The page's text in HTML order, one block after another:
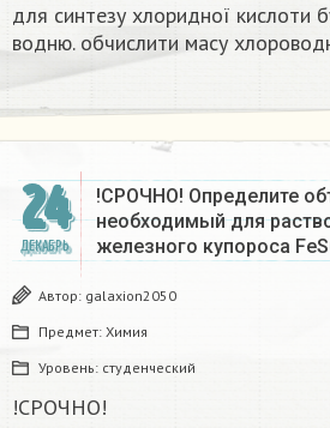
для синтезу хлоридної кислоти
водню. обчислити масу
24
ДЕКАБРЬ
!СРОЧНО! Определите
необходимый для
железного купороса
Автор: galaxion2050
Предмет: Химия
Уровень: студенческий
!СРОЧНО!